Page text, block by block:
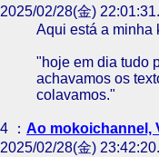
2025/02/28(金)
Aqui está a minha
"hoje em dia tudo
achavamos os
colavamos."
4 ： Ao mokoichannel,
2025/02/28(金)